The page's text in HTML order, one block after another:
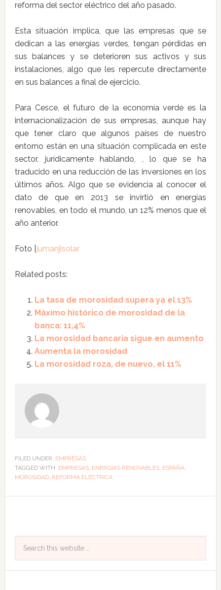
reforma del sector eléctrico del año pasado.
Esta situación implica, que las empresas que se
dedican a las energías verdes, tengan pérdidas en
sus balances y se deterioren sus activos y sus
instalaciones, algo que les repercute directamente
en sus balances a final de ejercicio.
Para Cesce, el futuro de la economía verde es la
internacionalización de sus empresas, aunque hay
que tener claro que algunos países de nuestro
entorno están en una situación complicada en este
sector, jurídicamente hablando, , lo que se ha
traducido en una reducción de las inversiones en los
últimos años. Algo que se evidencia al conocer el
dato de que en 2013 se invirtió en energías
renovables, en todo el mundo, un 12% menos que el
año anterior.
Foto | jumanjisolar
Related posts:
La tasa de morosidad supera ya el 13%
Máximo histórico de morosidad de la
banca: 11,4%
La morosidad bancaria sigue en aumento
Aumenta la morosidad
La morosidad roza, de nuevo, el 11%
FILED UNDER: EMPRESAS
TAGGED WITH: EMPRESAS, ENERGÍAS RENOVABLES, ESPAÑA,
MOROSIDAD, REFORMA ELÉCTRICA